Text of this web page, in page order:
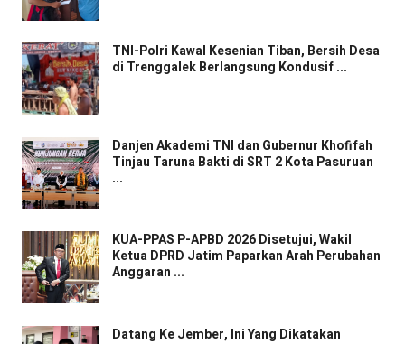
TNI-Polri Kawal Kesenian Tiban, Bersih Desa
di Trenggalek Berlangsung Kondusif ...
Danjen Akademi TNI dan Gubernur Khofifah
Tinjau Taruna Bakti di SRT 2 Kota Pasuruan
...
KUA-PPAS P-APBD 2026 Disetujui, Wakil
Ketua DPRD Jatim Paparkan Arah Perubahan
Anggaran ...
Datang Ke Jember, Ini Yang Dikatakan